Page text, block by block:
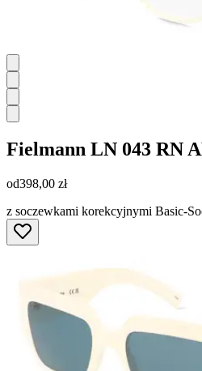
Fielmann LN 043 RN
od398,00 zł
z soczewkami korekcyjnymi Basic-